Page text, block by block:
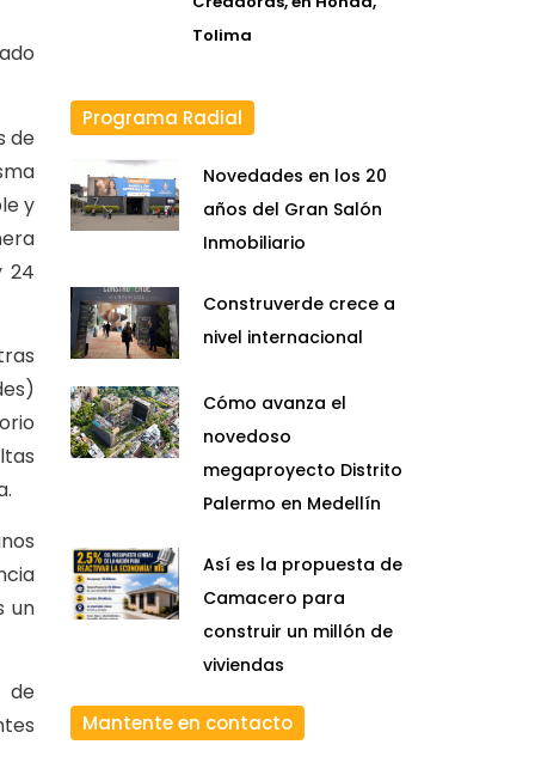
de
y
24
un
de
Tolima
Programa Radial
Novedades en los 20
años del Gran Salón
Inmobiliario
Construverde crece a
nivel internacional
Cómo avanza el
novedoso
megaproyecto Distrito
Palermo en Medellín
Así es la propuesta de
Camacero para
construir un millón de
viviendas
Mantente en contacto